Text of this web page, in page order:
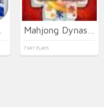
7347 PLAYS